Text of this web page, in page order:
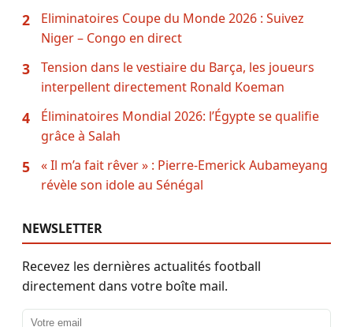
2
Eliminatoires Coupe du Monde 2026 : Suivez
Niger – Congo en direct
3
Tension dans le vestiaire du Barça, les joueurs
interpellent directement Ronald Koeman
4
Éliminatoires Mondial 2026: l’Égypte se qualifie
grâce à Salah
5
« Il m’a fait rêver » : Pierre-Emerick Aubameyang
révèle son idole au Sénégal
NEWSLETTER
Recevez les dernières actualités football
directement dans votre boîte mail.
Adresse email